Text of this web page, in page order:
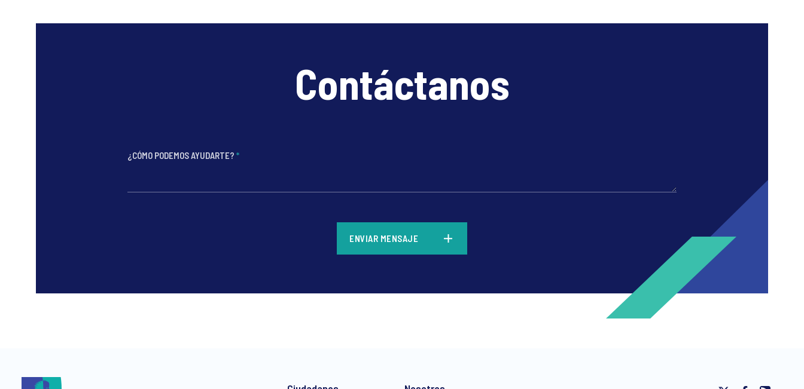
Contáctanos
¿CÓMO PODEMOS AYUDARTE? *
ENVIAR MENSAJE